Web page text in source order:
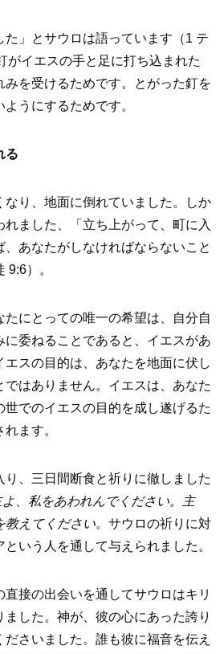
た」とサウロは語っています（1 テ
がイエスの手と足に打ち込まれた
みを受けるためです。とがった釘を
うにするためです。
る
なり、地面に倒れていました。しか
れました、「立ち上がって、町に入
、あなたがしなければならないこと
9:6）。
たにとっての唯一の希望は、自分自
に委ねることであると、イエスがあ
エスの目的は、あなたを地面に伏し
ではありません。イエスは、あなた
世でのイエスの目的を成し遂げるた
ます。
、三日間断食と祈りに徹しました
よ、私をあわれんでください。主
教えてください。サウロの祈りに対
いう人を通して与えられました。
直接の出会いを通してサウロはキリ
ました。神が、彼の心にあった誇り
さいました。誰も彼に福音を伝え